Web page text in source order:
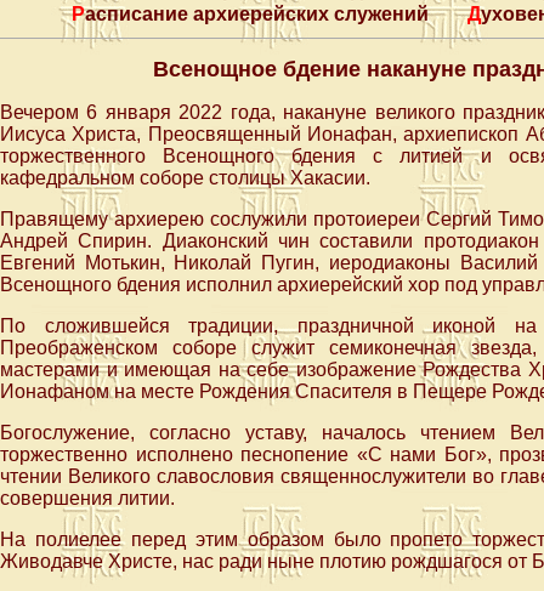
Расписание архиерейских служений
Всенощное бдение накануне
Вечером 6 января 2022 года, накануне великого
Иисуса Христа, Преосвященный Ионафан, архиепископ
торжественного Всенощного бдения с литией и
кафедральном соборе столицы Хакасии.
Правящему архиерею сослужили протоиереи Сергий
Андрей Спирин. Диаконский чин составили
Евгений Мотькин, Николай Пугин, иеродиаконы
Всенощного бдения исполнил архиерейский хор под
По сложившейся традиции, праздничной иконой
Преображенском соборе служит семиконечная
мастерами и имеющая на себе изображение Рождества
Ионафаном на месте Рождения Спасителя в Пещере
Богослужение, согласно уставу, началось чтением
торжественно исполнено песнопение «С нами Бог»,
чтении Великого славословия священнослужители во
совершения литии.
На полиелее перед этим образом было пропето
Живодавче Христе, нас ради ныне плотию рождшагося от